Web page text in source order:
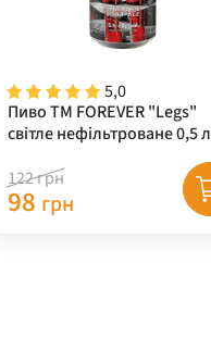
5,0
Пиво ТМ FOREVER "Legs"
світле нефільтроване 0,5 л
122грн
98 грн